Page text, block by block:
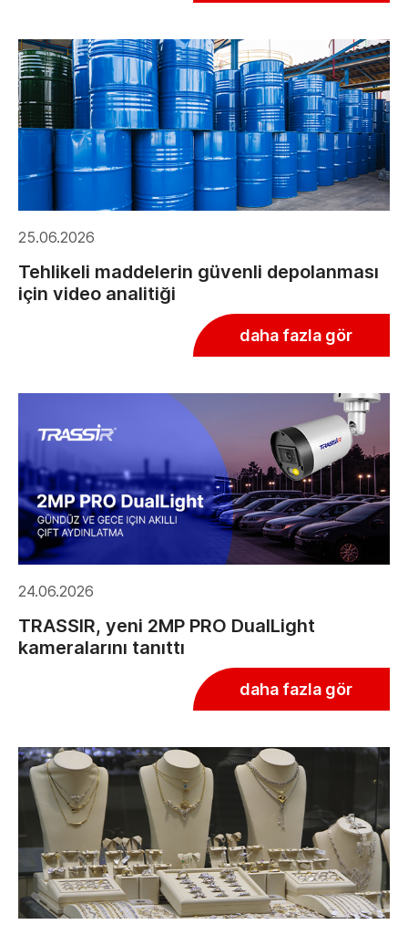
25.06.2026
Tehlikeli maddelerin güvenli depolanması
için video analitiği
daha fazla gör
24.06.2026
TRASSIR, yeni 2MP PRO DualLight
kameralarını tanıttı
daha fazla gör